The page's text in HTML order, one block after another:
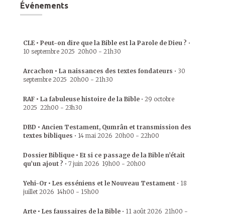
Événements
CLE • Peut-on dire que la Bible est la Parole de Dieu ? •
10 septembre 2025 20h00 - 21h30
Arcachon • La naissances des textes fondateurs • 30
septembre 2025 20h00 - 21h30
RAF • La fabuleuse histoire de la Bible • 29 octobre
2025 22h00 - 23h30
DBD • Ancien Testament, Qumrân et transmission des
textes bibliques • 14 mai 2026 20h00 - 22h00
Dossier Biblique • Et si ce passage de la Bible n’était
qu’un ajout ? • 7 juin 2026 19h00 - 20h00
Yehi-Or • Les esséniens et le Nouveau Testament • 18
juillet 2026 14h00 - 15h00
Arte • Les faussaires de la Bible • 11 août 2026 21h00 -